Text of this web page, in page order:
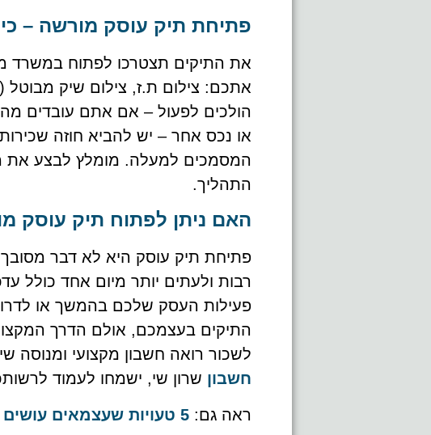
פתיחת תיק עוסק מורשה –
את התיקים תצטרכו לפתוח במשרד
אתכם: צילום ת.ז, צילום שיק
הולכים לפעול – אם אתם עובדים
או נכס אחר – יש להביא חוזה
המסמכים למעלה. מומלץ לבצע את
התהליך.
האם ניתן לפתוח תיק עוסק
פתיחת תיק עוסק היא לא דבר
רבות ולעתים יותר מיום אחד כולל
פעילות העסק שלכם בהמשך או
התיקים בעצמכם, אולם הדרך
לשכור רואה חשבון מקצועי ומנוסה
חשבון שרון שי, ישמחו לעמוד
ראה גם: 5 טעויות שעצמאים עושים בתחילת הדרך